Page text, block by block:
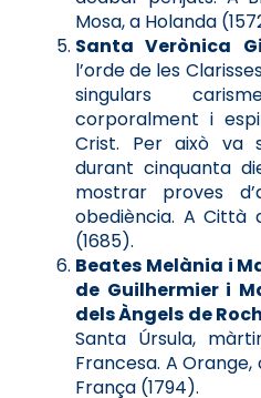
Mosa, a Holanda
Santa Verònica
l’orde de les
singulars
corporalment i
Crist. Per això va
durant cinquanta
mostrar proves
obediència. A Città
(1685).
Beates Melània i
de Guilhermier i
dels Àngels de
Santa Úrsula,
Francesa. A
França (1794).